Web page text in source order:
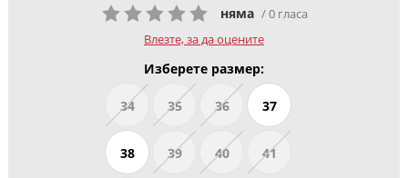
няма / 0 гласа
Влезте, за да оцените
Изберете размер:
34 35 36 37
38 39 40 41